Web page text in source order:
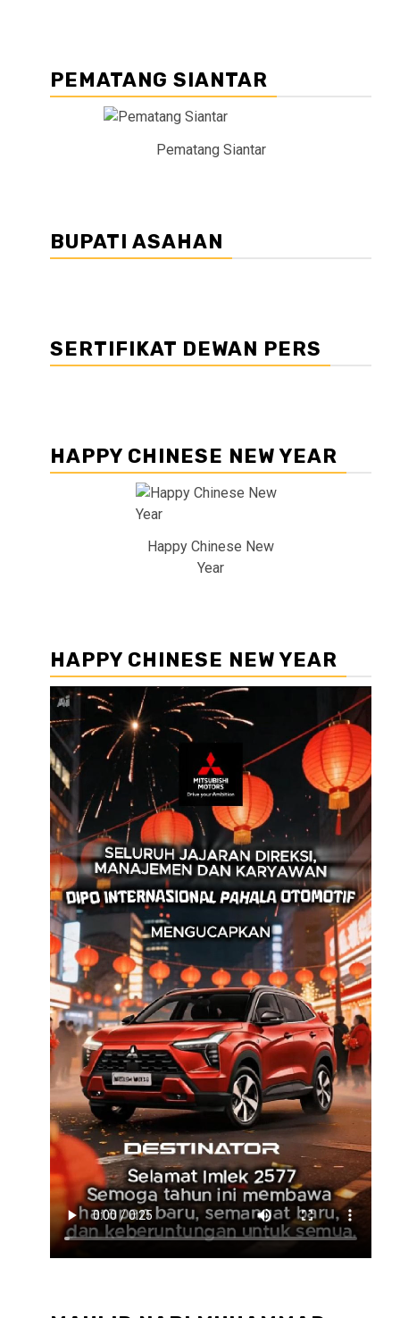
PEMATANG SIANTAR
Pematang Siantar
BUPATI ASAHAN
SERTIFIKAT DEWAN PERS
HAPPY CHINESE NEW YEAR
Happy Chinese New
Year
HAPPY CHINESE NEW YEAR